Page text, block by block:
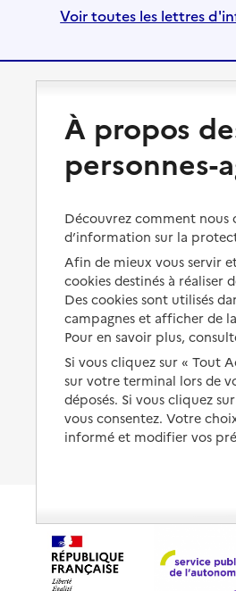
Voir toutes les lettres
Perte d'autonomie : évaluation
et droits
s'équiper
Préserver son autonomie et sa
santé
Organiser à l'avance sa propre
protection
Les mesures de protection
Les obligations de la famille
À qui s’adresser ?
À propos
personnes-
Découvrez comment nous
d’information sur la
Afin de mieux vous servir
cookies destinés à
Des cookies sont utilisés
campagnes et afficher de
Pour en savoir plus,
Si vous cliquez sur « Tout
sur votre terminal lors de
déposés. Si vous cliquez
vous consentez. Votre
informé et modifier vos